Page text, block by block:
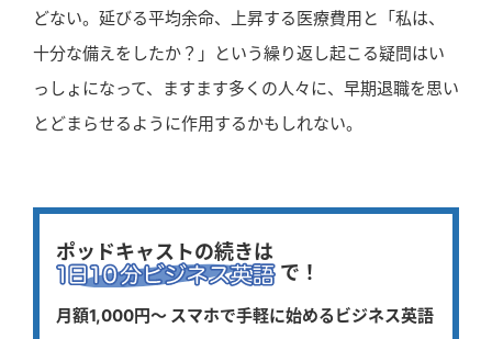
どない。延びる平均余命、上昇する医療費用と「私は、
十分な備えをしたか？」という繰り返し起こる疑問はい
っしょになって、ますます多くの人々に、早期退職を思い
とどまらせるように作用するかもしれない。
ポッドキャストの続きは
で！
月額1,000円〜 スマホで手軽に始めるビジネス英語